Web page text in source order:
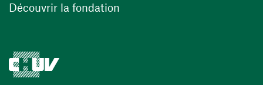
Découvrir la fondation